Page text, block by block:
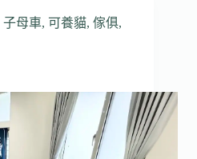
子母車, 可養貓, 傢俱,